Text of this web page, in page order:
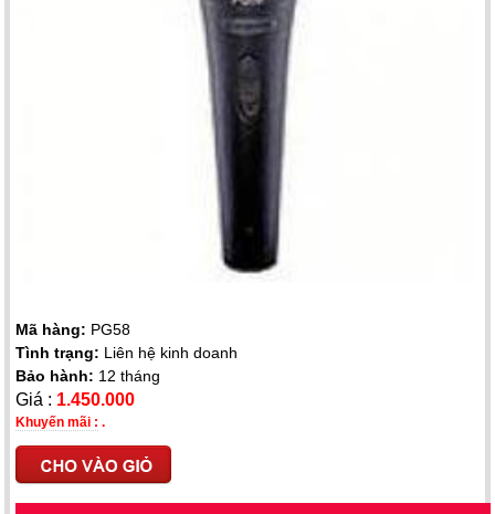
Mã hàng: PG58
Tình trạng: Liên hệ kinh doanh
Bảo hành: 12 tháng
Giá : 1.450.000
Khuyến mãi : .